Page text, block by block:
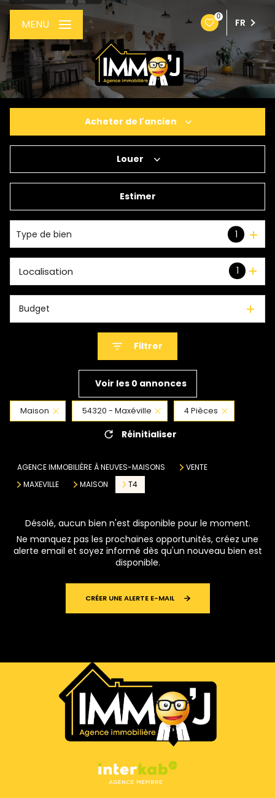
0
FR
MENU
Acheter de l'ancien
De l'immo pro
Louer
Estimer
Type de bien 1
1
Localisation
Budget
Filtrer
Voir les 0 annonces
Maison 54320 - Maxéville 4 Pièces
Réinitialiser
AGENCE IMMOBILIÈRE À NEUVES-MAISONS
VENTE
MAXEVILLE
MAISON T4
Désolé, aucun bien n'est disponible pour le moment.
Ne manquez pas les prochaines opportunités, créez une
alerte email et soyez informé dès qu'un nouveau bien est
disponible.
CRÉER UNE ALERTE E-MAIL